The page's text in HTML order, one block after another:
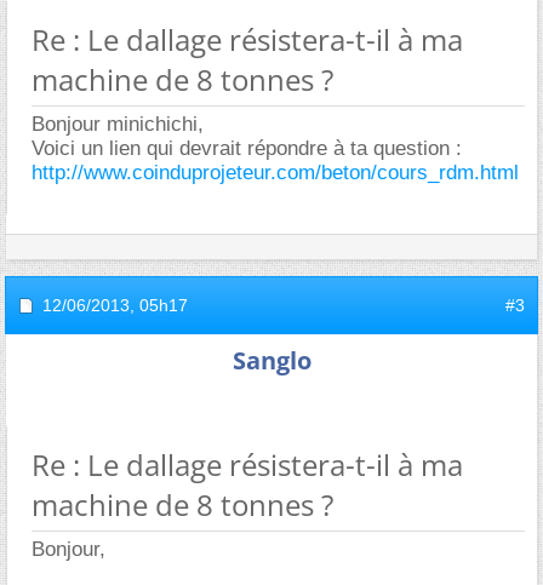
Re : Le dallage résistera-t-il à ma
machine de 8 tonnes ?
Bonjour minichichi,
Voici un lien qui devrait répondre à ta question :
http://www.coinduprojeteur.com/beton/cours_rdm.html
12/06/2013, 05h17 #3
Sanglo
Re : Le dallage résistera-t-il à ma
machine de 8 tonnes ?
Bonjour,